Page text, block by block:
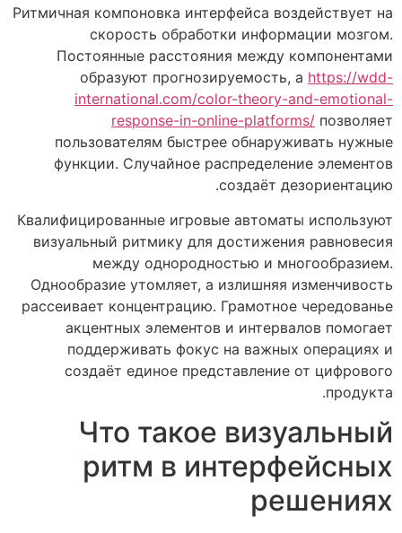
Ритмичная компоновка интерфейса воздействует на
скорость обработки информации мозгом.
Постоянные расстояния между компонентами
образуют прогнозируемость, а https://wdd-
international.com/color-theory-and-emotional-
response-in-online-platforms/ позволяет
пользователям быстрее обнаруживать нужные
функции. Случайное распределение элементов
создаёт дезориентацию.
Квалифицированные игровые автоматы используют
визуальный ритмику для достижения равновесия
между однородностью и многообразием.
Однообразие утомляет, а излишняя изменчивость
рассеивает концентрацию. Грамотное чередованье
акцентных элементов и интервалов помогает
поддерживать фокус на важных операциях и
создаёт единое представление от цифрового
продукта.
Что такое визуальный
ритм в интерфейсных
решениях